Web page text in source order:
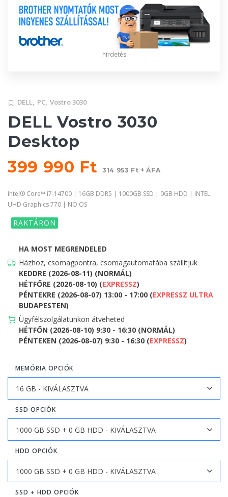
hirdetés
DELL, PC, Vostro 3030
DELL Vostro 3030
Desktop
399 990 Ft
314 953 Ft + ÁFA
Intel® Core™ i7-14700 | 16GB DDR5 | 1000GB SSD | 0GB HDD | INTEL
UHD Graphics 770 | NO OS
RAKTÁRON
HA MOST MEGRENDELED
Házhoz, csomagpontra, csomagautomatába szállítjuk
KEDDRE (2026-08-11) (NORMÁL)
HÉTFŐRE (2026-08-10) (EXPRESSZ)
PÉNTEKRE (2026-08-07) 13:00 - 17:00 (EXPRESSZ ULTRA
BUDAPESTEN)
Ügyfélszolgálatunkon átveheted
HÉTFŐN (2026-08-10) 9:30 - 16:30 (NORMÁL)
PÉNTEKEN (2026-08-07) 9:30 - 16:30 (EXPRESSZ)
MEMÓRIA OPCIÓK
SSD OPCIÓK
HDD OPCIÓK
SSD + HDD OPCIÓK